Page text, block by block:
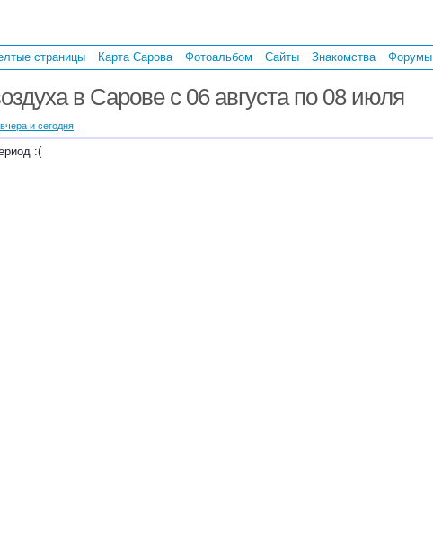
страницы Карта Сарова Фотоальбом Сайты Знакомства Форумы
в Сарове с 06 августа по 08 июля
вчера и сегодня
:(